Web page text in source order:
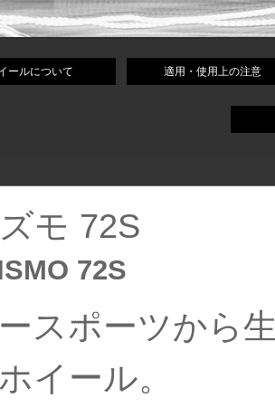
ールについて 適用・使用上の注意
モ 72S
72S
スポーツから
イール。